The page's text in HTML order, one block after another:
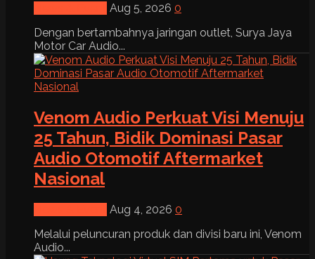
Aug 5, 2026 0
Dengan bertambahnya jaringan outlet, Surya Jaya
Motor Car Audio...
Venom Audio Perkuat Visi Menuju
25 Tahun, Bidik Dominasi Pasar
Audio Otomotif Aftermarket
Nasional
Aug 4, 2026 0
Melalui peluncuran produk dan divisi baru ini, Venom
Audio...